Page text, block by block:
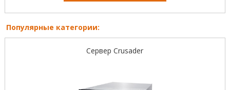
Популярные категории:
Сервер Crusader